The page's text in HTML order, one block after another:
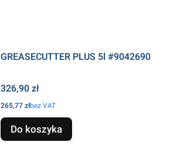
GREASECUTTER PLUS 5l #9042690
Cena
326,90 zł
Cena
265,77 złbez VAT
Do koszyka